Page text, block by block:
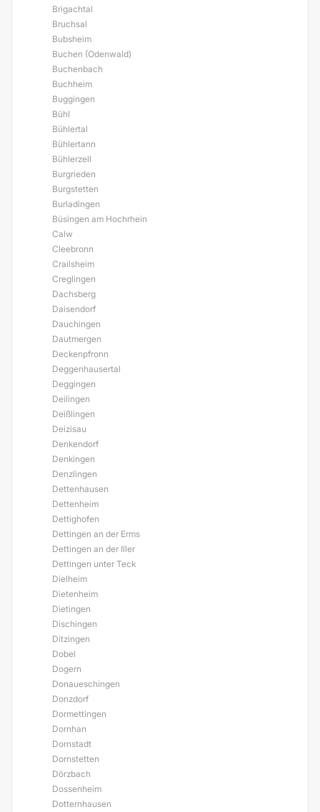
Brigachtal
Bruchsal
Bubsheim
Buchen (Odenwald)
Buchenbach
Buchheim
Buggingen
Bühl
Bühlertal
Bühlertann
Bühlerzell
Burgrieden
Burgstetten
Burladingen
Büsingen am Hochrhein
Calw
Cleebronn
Crailsheim
Creglingen
Dachsberg
Daisendorf
Dauchingen
Dautmergen
Deckenpfronn
Deggenhausertal
Deggingen
Deilingen
Deißlingen
Deizisau
Denkendorf
Denkingen
Denzlingen
Dettenhausen
Dettenheim
Dettighofen
Dettingen an der Erms
Dettingen an der Iller
Dettingen unter Teck
Dielheim
Dietenheim
Dietingen
Dischingen
Ditzingen
Dobel
Dogern
Donaueschingen
Donzdorf
Dormettingen
Dornhan
Dornstadt
Dornstetten
Dörzbach
Dossenheim
Dotternhausen